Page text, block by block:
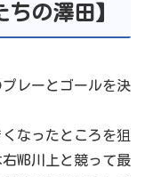
の澤田】
レーとゴールを決
なったところを狙
WB川上と競って最